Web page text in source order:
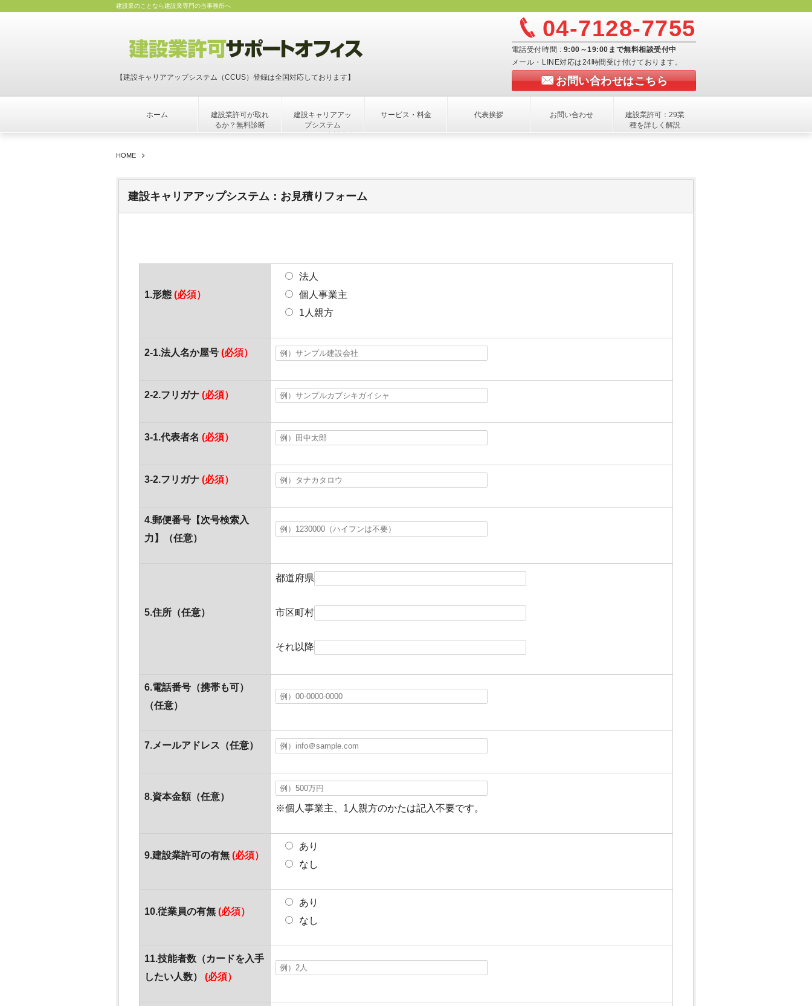
建設業のことなら建設業専門の当事務所へ
【建設キャリアアップシステム（CCUS）登録は全国対応しております】
04-7128-7755
電話受付時間 : 9:00～19:00まで無料相談受付中
メール・LINE対応は24時間受け付けております。
お問い合わせはこちら
ホーム
建設業許可が取れ
るか？無料診断
建設キャリアアッ
プシステム
（CCUS）申請代行
サービス・料金 代表挨拶 お問い合わせ
建設業許可：29業
種を詳しく解説
HOME
建設キャリアアップシステム：お見積りフォーム
1.形態 (必須）
法人
個人事業主
1人親方
2-1.法人名か屋号 (必須）
2-2.フリガナ (必須）
3-1.代表者名 (必須）
3-2.フリガナ (必須）
4.郵便番号【次号検索入
力】（任意）
5.住所（任意）
都道府県
市区町村
それ以降
6.電話番号（携帯も可）
（任意）
7.メールアドレス（任意）
8.資本金額（任意）
※個人事業主、1人親方のかたは記入不要です。
9.建設業許可の有無 (必須）
あり
なし
10.従業員の有無 (必須）
あり
なし
11.技能者数（カードを入手
したい人数） (必須）